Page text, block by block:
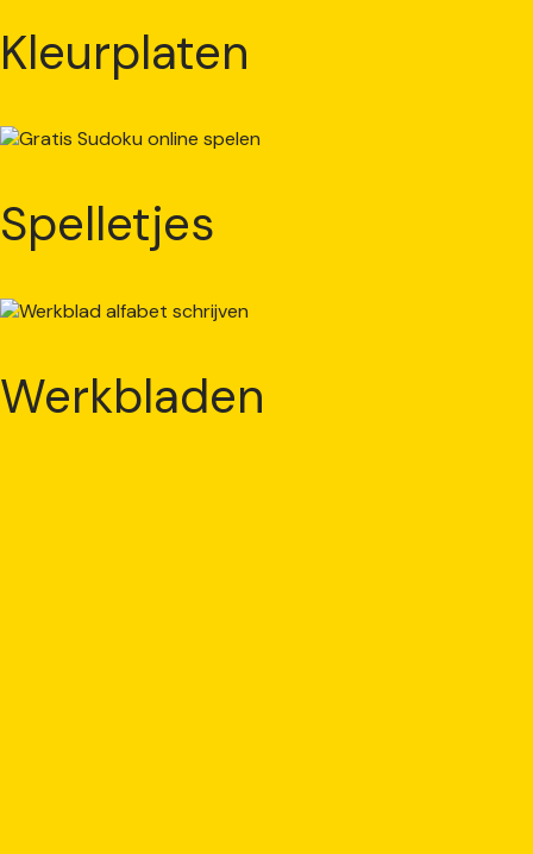
Kleurplaten
Spelletjes
Werkbladen